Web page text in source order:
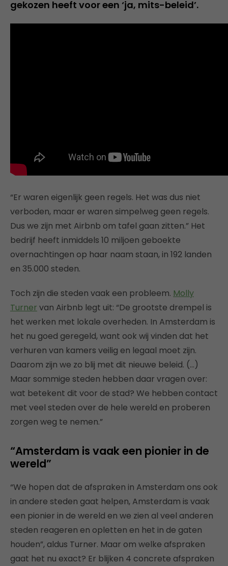
gekozen heeft voor een ‘ja, mits-beleid’.
“Er waren eigenlijk geen regels. Het was dus niet
verboden, maar er waren simpelweg geen regels.
Dus we zijn met Airbnb om tafel gaan zitten.” Het
bedrijf heeft inmiddels 10 miljoen geboekte
overnachtingen op haar naam staan, in 192 landen
en 35.000 steden.
Toch zijn die steden vaak een probleem. Molly
Turner van Airbnb legt uit: “De grootste drempel is
het werken met lokale overheden. In Amsterdam is
het nu goed geregeld, want ook wij vinden dat het
verhuren van kamers veilig en legaal moet zijn.
Daarom zijn we zo blij met dit nieuwe beleid. (…)
Maar sommige steden hebben daar vragen over:
wat betekent dit voor de stad? We hebben contact
met veel steden over de hele wereld en proberen
zorgen weg te nemen.”
“Amsterdam is vaak een pionier in de
wereld”
“We hopen dat de afspraken in Amsterdam ons ook
in andere steden gaat helpen, Amsterdam is vaak
een pionier in de wereld en we zien al veel anderen
steden reageren en opletten en het in de gaten
houden”, aldus Turner. Maar om welke afspraken
gaat het nu exact? Er blijken 4 concrete afspraken